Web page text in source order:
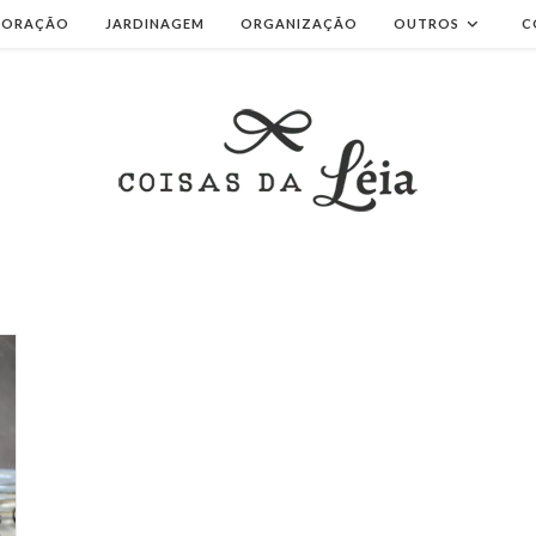
JARDINAGEM ORGANIZAÇÃO OUTROS